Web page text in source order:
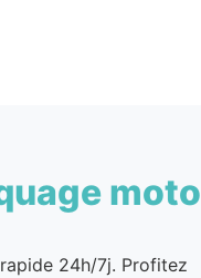
moto
24h/7j. Profitez